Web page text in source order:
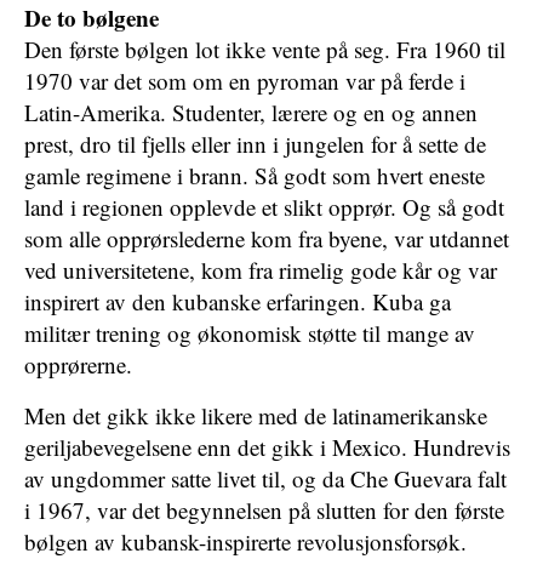
De to bølgene
Den første bølgen lot ikke vente på seg. Fra 1960 til
1970 var det som om en pyroman var på ferde i
Latin-Amerika. Studenter, lærere og en og annen
prest, dro til fjells eller inn i jungelen for å sette de
gamle regimene i brann. Så godt som hvert eneste
land i regionen opplevde et slikt opprør. Og så godt
som alle opprørslederne kom fra byene, var utdannet
ved universitetene, kom fra rimelig gode kår og var
inspirert av den kubanske erfaringen. Kuba ga
militær trening og økonomisk støtte til mange av
opprørerne.
Men det gikk ikke likere med de latinamerikanske
geriljabevegelsene enn det gikk i Mexico. Hundrevis
av ungdommer satte livet til, og da Che Guevara falt
i 1967, var det begynnelsen på slutten for den første
bølgen av kubansk-inspirerte revolusjonsforsøk.